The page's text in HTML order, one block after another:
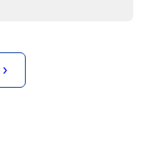
›